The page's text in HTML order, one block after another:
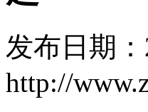
发布日期：
http://